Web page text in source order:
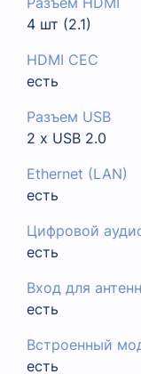
4 шт (2.1)
HDMI CEC
есть
Разъем USB
2 x USB 2.0
Ethernet (LAN)
есть
Цифровой
есть
Вход для
есть
Встроенный
есть